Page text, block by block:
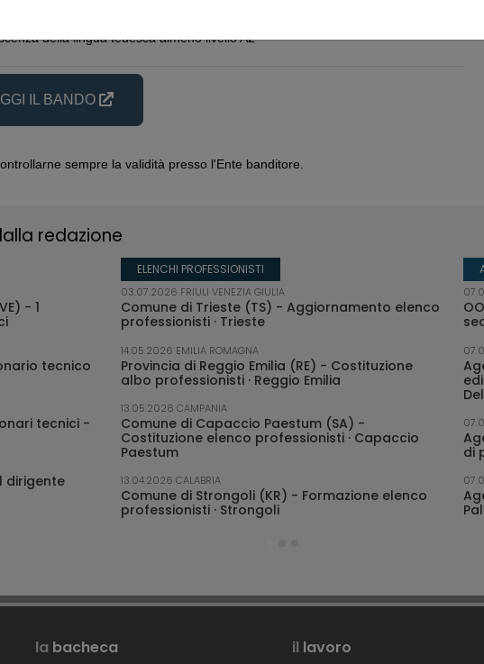
della lingua tedesca almeno livello A2
IL BANDO
sempre la validità presso l'Ente banditore.
redazione
- 1
tecnico
tecnici -
dirigente
05.08.2026 BASILICATA
Comune di Venosa (PZ) - 1 Istruttore tecnico
Unione dei Comuni Amiata Val D'Orcia (SI) -
Formazione elenco di idonei per il ruolo di
Funzionario tecnico e Istruttore tecnico
05.08.2026 LOMBARDIA
Università degli Studi di Milano-Bicocca (MI) - 6
funzionari tecnici UniMib - proroga
Unione Montana del Baldo-Garda (VR) - 1
funzionario tecnico
03.08.2026
Comune
03.08.2026
02.08.2026
ELENCHI PROFESSIONISTI
(SP) -
· Santo
per la
OO.PP.
elenco
03.07.2026 FRIULI VENEZIA GIULIA
Comune di Trieste (TS) - Aggiornamento elenco
professionisti · Trieste
14.05.2026 EMILIA ROMAGNA
Provincia di Reggio Emilia (RE) - Costituzione
albo professionisti · Reggio Emilia
13.05.2026 CAMPANIA
Comune di Capaccio Paestum (SA) -
Costituzione elenco professionisti · Capaccio
Paestum
13.04.2026 CALABRIA
Comune di Strongoli (KR) - Formazione elenco
professionisti · Strongoli
della
tra l'ambito
(BG) -
sito Villa
immobile ex
(CT) - Accordo
02.08.2026 VENETO
Università degli Studi di Padova (PD) - Restauro
della residenza studentesca Meneghetti
02.08.2026 SARDEGNA
Città Metropolitana di Cagliari (CA) - Restauro
e risanamento del prospetto posteriore del
Palazzo Regio
30.07.2026 VENETO
Comune di Venezia (VE) - Restauro e
de la Misericordia
30.07.2026 SARDEGNA
di
la bacheca il lavoro